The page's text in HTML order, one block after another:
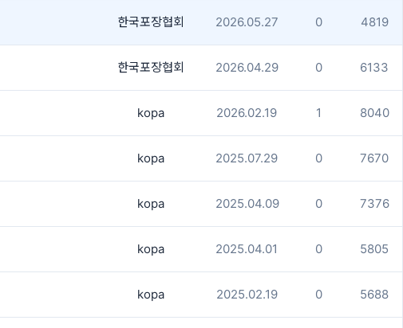
한국포장협회 2026.05.27 0 4819
한국포장협회 2026.04.29 0 6133
kopa 2026.02.19 1 8040
kopa 2025.07.29 0 7670
kopa 2025.04.09 0 7376
kopa 2025.04.01 0 5805
kopa 2025.02.19 0 5688